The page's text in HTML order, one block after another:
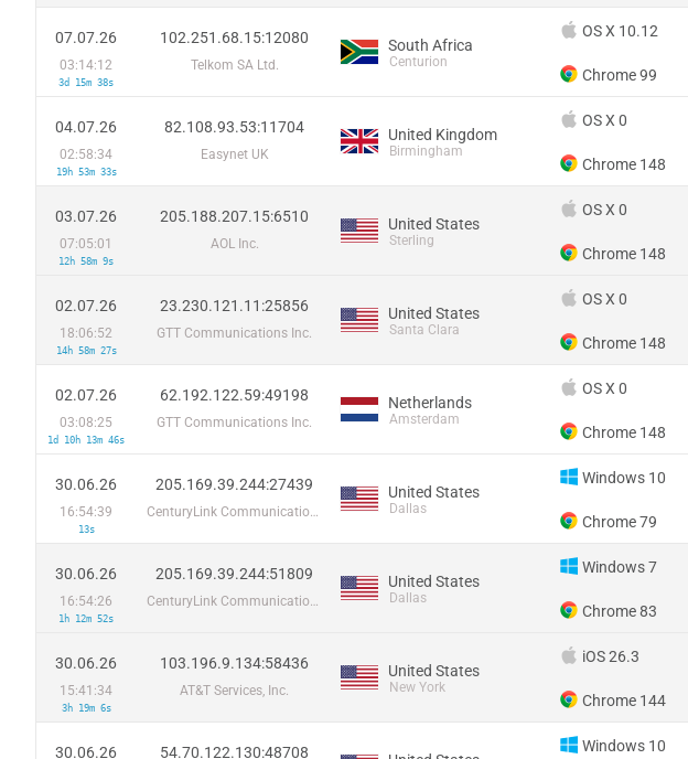
07.07.26
03:14:12
3d 15m 38s
102.251.68.15:12080
Telkom SA Ltd.
South Africa
Centurion
OS X 10.12
Chrome 99
04.07.26
02:58:34
19h 53m 33s
82.108.93.53:11704
Easynet UK
United Kingdom
Birmingham
OS X 0
Chrome 148
03.07.26
07:05:01
12h 58m 9s
205.188.207.15:6510
AOL Inc.
United States
Sterling
OS X 0
Chrome 148
02.07.26
18:06:52
14h 58m 27s
23.230.121.11:25856
GTT Communications Inc.
United States
Santa Clara
OS X 0
Chrome 148
02.07.26
03:08:25
1d 10h 13m 46s
62.192.122.59:49198
GTT Communications Inc.
Netherlands
Amsterdam
OS X 0
Chrome 148
30.06.26
16:54:39
13s
205.169.39.244:27439
CenturyLink Communications, LLC
United States
Dallas
Windows 10
Chrome 79
30.06.26
16:54:26
1h 12m 52s
205.169.39.244:51809
CenturyLink Communications, LLC
United States
Dallas
Windows 7
Chrome 83
30.06.26
15:41:34
3h 19m 6s
103.196.9.134:58436
AT&T Services, Inc.
United States
New York
iOS 26.3
Chrome 144
30.06.26 54.70.122.130:48708 Windows 10